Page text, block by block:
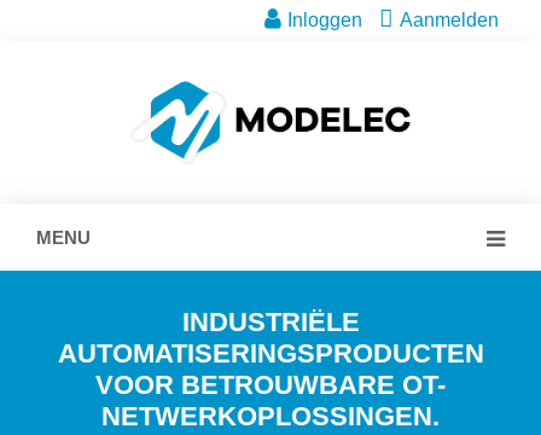
Inloggen Aanmelden
MENU
INDUSTRIËLE
AUTOMATISERINGSPRODUCTEN
VOOR BETROUWBARE OT-
NETWERKOPLOSSINGEN.